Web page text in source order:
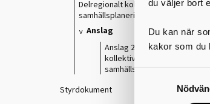
du väljer bort
Du kan när
kakor som du
Delregionalt kollektivtrafik- och
samhällsplaneringsforum (DKS)
Anslag
Anslag 2026-06-05
kollektivtrafik- och
samhällsplaneringsforum
Styrdokument